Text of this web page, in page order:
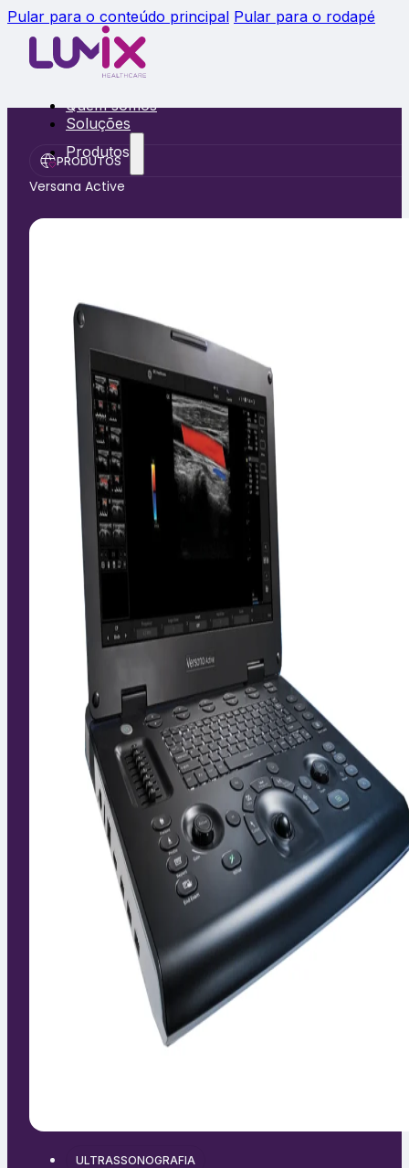
Pular para o conteúdo principal Pular para o rodapé
Quem somos
Soluções
Produtos
Radiologia
Ultrassonografia
Fale conosco
PRODUTOS
Versana Active
ULTRASSONOGRAFIA